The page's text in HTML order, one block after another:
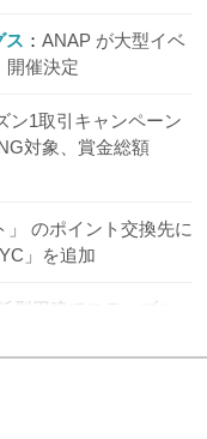
ス
ANAP が大型イベ
開催決定
ン1取引キャンペーン
対象、賞金総額
」 のポイント交換先に
」を追加
型円建てステーブル